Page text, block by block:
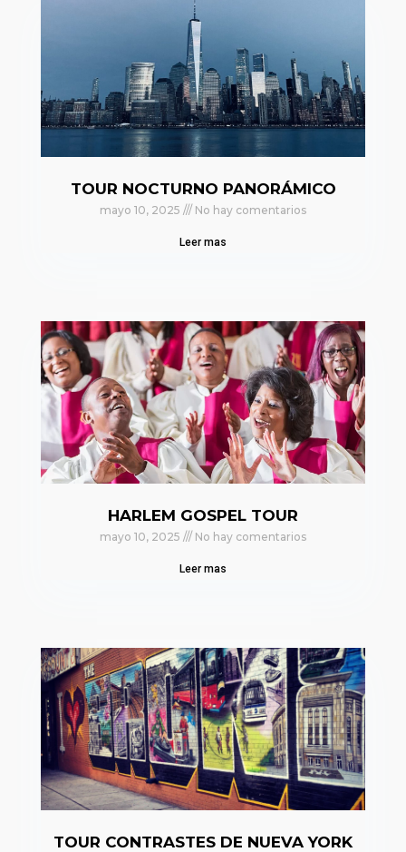
TOUR NOCTURNO PANORÁMICO
mayo 10, 2025 No hay comentarios
Leer mas
HARLEM GOSPEL TOUR
mayo 10, 2025 No hay comentarios
Leer mas
TOUR CONTRASTES DE NUEVA YORK